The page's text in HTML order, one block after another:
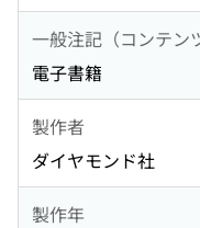
一般注記（コンテン
電子書籍
製作者
ダイヤモンド社
製作年